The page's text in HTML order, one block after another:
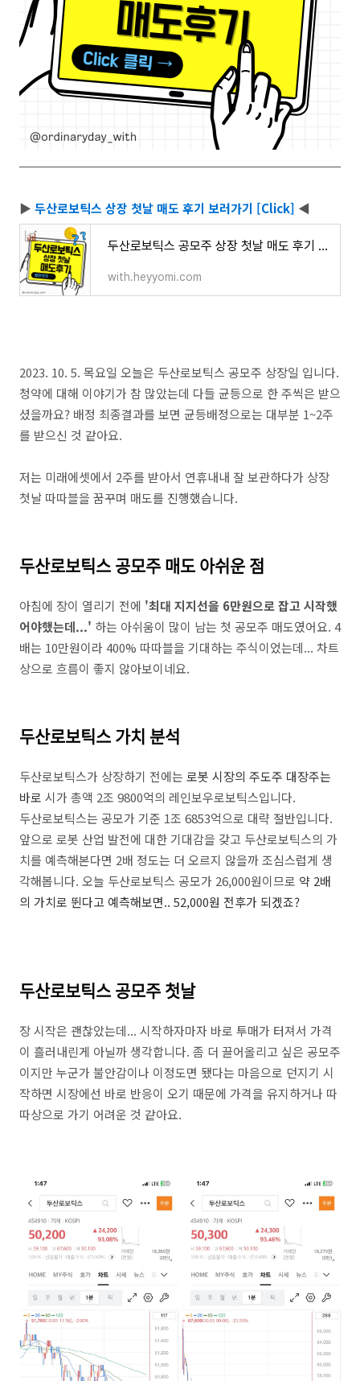
▶ 두산로보틱스 상장 첫날 매도 후기 보러가기 [Click] ◀
두산로보틱스 공모주 상장 첫날 매도 후기 - 따상 가능
with.heyyomi.com
2023. 10. 5. 목요일 오늘은 두산로보틱스 공모주 상장일 입니다.
청약에 대해 이야기가 참 많았는데 다들 균등으로 한 주씩은 받으
셨을까요? 배정 최종결과를 보면 균등배정으로는 대부분 1~2주
를 받으신 것 같아요.
저는 미래에셋에서 2주를 받아서 연휴내내 잘 보관하다가 상장
첫날 따따블을 꿈꾸며 매도를 진행했습니다.
두산로보틱스 공모주 매도 아쉬운 점
아침에 장이 열리기 전에 '최대 지지선을 6만원으로 잡고 시작했
어야했는데...' 하는 아쉬움이 많이 남는 첫 공모주 매도였어요. 4
배는 10만원이라 400% 따따블을 기대하는 주식이었는데... 차트
상으로 흐름이 좋지 않아보이네요.
두산로보틱스 가치 분석
두산로보틱스가 상장하기 전에는 로봇 시장의 주도주 대장주는
바로 시가 총액 2조 9800억의 레인보우로보틱스입니다.
두산로보틱스는 공모가 기준 1조 6853억으로 대략 절반입니다.
앞으로 로봇 산업 발전에 대한 기대감을 갖고 두산로보틱스의 가
치를 예측해본다면 2배 정도는 더 오르지 않을까 조심스럽게 생
각해봅니다. 오늘 두산로보틱스 공모가 26,000원이므로 약 2배
의 가치로 뛴다고 예측해보면.. 52,000원 전후가 되겠죠?
두산로보틱스 공모주 첫날
장 시작은 괜찮았는데... 시작하자마자 바로 투매가 터져서 가격
이 흘러내린게 아닐까 생각합니다. 좀 더 끌어올리고 싶은 공모주
이지만 누군가 불안감이나 이정도면 됐다는 마음으로 던지기 시
작하면 시장에선 바로 반응이 오기 때문에 가격을 유지하거나 따
따상으로 가기 어려운 것 같아요.